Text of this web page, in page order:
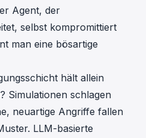
Agent, der
selbst kompromittiert
man eine bösartige
hält allein
Simulationen schlagen
neuartige Angriffe fallen
LLM-basierte